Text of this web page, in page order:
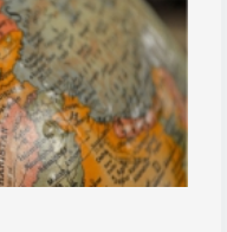
Açmazı
Birleşik Arap